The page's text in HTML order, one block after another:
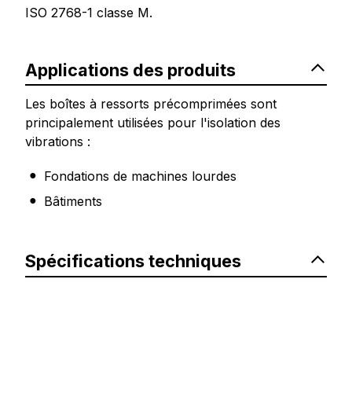
ISO 2768-1 classe M.
Applications des produits
Les boîtes à ressorts précomprimées sont
principalement utilisées pour l'isolation des
vibrations :
Fondations de machines lourdes
Bâtiments
Spécifications techniques